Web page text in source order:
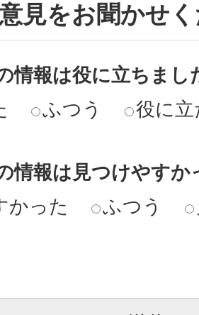
見をお聞かせ
情報は役に立ちまし
ふつう 役に
情報は見つけやすか
かった
ふつう